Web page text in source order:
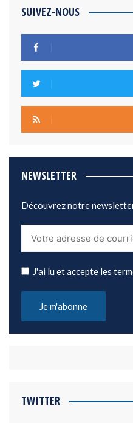
SUIVEZ-NOUS
NEWSLETTER
Découvrez notre
J'ai lu et accepte les
TWITTER